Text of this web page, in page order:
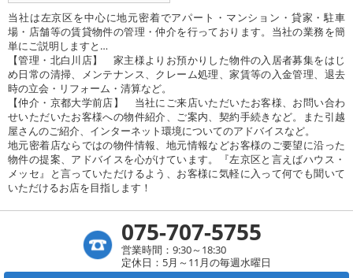
当社は左京区を中心に地元密着でアパート・マンション・貸家・駐車
場・店舗等の賃貸物件の管理・仲介を行っております。当社の業務を簡
単にご説明しますと…
【管理・北白川店】 家主様よりお預かりした物件の入居者募集をはじ
め日常の清掃、メンテナンス、クレーム処理、家賃等の入金管理、退去
時の立会・リフォーム・清算など。
【仲介・京都大学前店】 当社にご来店いただいたお客様、お問い合わ
せいただいたお客様への物件紹介、ご案内、契約手続きなど。また引越
屋さんのご紹介、インターネット環境についてのアドバイスなど。
地元密着店ならではの物件情報、地元情報などお客様のご要望に沿った
物件の提案、アドバイスを心がけています。『左京区と言えばハウス・
メッセ』と言っていただけるよう、お客様に気軽に入って何でも聞いて
いただけるお店を目指します！
075-707-5755
営業時間：9:30～18:30
定休日：5月～11月の毎週水曜日